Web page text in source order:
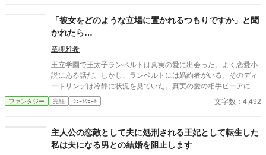
に無慈悲な少女の、人生の序章。
「彼女をどのような立場に置かれるつもりですか」と聞
かれたら…
章槻雅希
王立学園で王太子ランベルトは真実の愛に出会った。よく恋愛小
説にある話だ。しかし、ランベルトには婚約者がいる。そのディ
ートリンデは冷静に状況を見ていた。真実の愛の相手ピーアに警
告することもなく、ランベルトに諫言もしない。だが、ディート
リンデは将来の王太子妃としてランベルトに問いかけた。「彼女
説のような断罪劇や反撃もなく、静かにランベルトは表舞台から
去ることになる。 「小説家になろう」・「アルファポリス」に重
複投稿、自サイトにも掲載。
ファンタジー 完結 ｼｮｰﾄｼｮｰﾄ 文字数：4,492
主人公の恋敵として夫に処刑される王妃として転生した
私は夫になる男との結婚を阻止します